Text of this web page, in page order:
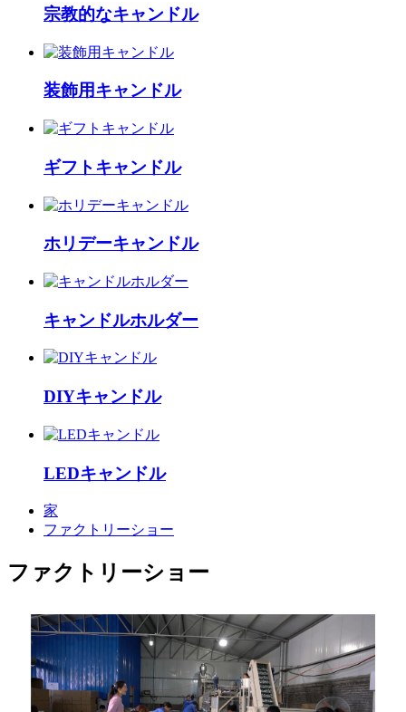
宗教的なキャンドル
装飾用キャンドル
ギフトキャンドル
ホリデーキャンドル
キャンドルホルダー
DIYキャンドル
LEDキャンドル
家
ファクトリーショー
ファクトリーショー